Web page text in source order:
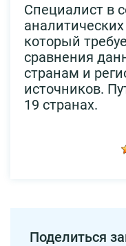
Специалист в
который
сравнения
странам и
источников.
19 странах.
Поделиться